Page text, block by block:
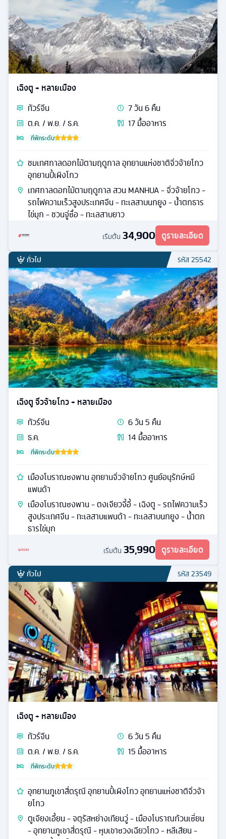
เฉิงตู + หลายเมือง
ทัวร์จีน 7วัน6คืน
ต.ค. / พ.ย. / ธ.ค.
17มื้ออาหาร
ที่พักระดับ
ชมเทศกาลดอกไม้ตามฤดูกาล อุทยานแห่งชาติจิ่วจ้ายโกว
อุทยานปี้เผิงโกว
เทศกาลดอกไม้ตามฤดูกาล สวน MANHUA - จิ่วจ้ายโกว -
รถไฟความเร็วสูงประเทศจีน - ทะเลสาบนกยูง - น้ำตกธาร
ไข่มุก - ชวนจู่ซื่อ - ทะเลสาบยาว
เริ่มต้น 34,900 ดูรายละเอียด
ทั่วไป รหัส25542
เฉิงตู จิ่วจ้ายโกว + หลายเมือง
ทัวร์จีน 6วัน5 คืน
ธ.ค.
14 มื้ออาหาร
ที่พักระดับ
เมืองโบราณซงพาน อุทยานจิ่วจ้ายโกว ศูนย์อนุรักษ์หมี
แพนด้า
เมืองโบราณซงพาน - ตงเจียวจี้อี้ - เฉิงตู - รถไฟความเร็ว
สูงประเทศจีน - ทะเลสาบแพนด้า - ทะเลสาบนกยูง - น้ำตก
ธารไข่มุก
เริ่มต้น 35,990 ดูรายละเอียด
ทั่วไป รหัส23549
เฉิงตู + หลายเมือง
ทัวร์จีน 6วัน5 คืน
ต.ค. / พ.ย. / ธ.ค.
15 มื้ออาหาร
ที่พักระดับ
อุทยานภูเขาสี่ดรุณี อุทยานปี้เผิงโกว อุทยานแห่งชาติจิ่วจ้า
ยโกว
ตูเจียงเอี้ยน - จตุรัสหย่างเทียนวู่ - เมืองโบราณก้วนเซี่ยน
- อุทยานภูเขาสี่ดรุณี - หุบเขาซวงเฉียวโกว - หลีเสียน -